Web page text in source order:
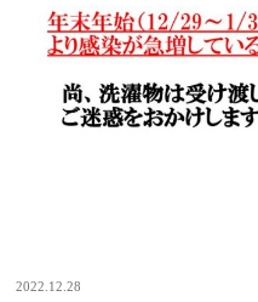
2022.12.28